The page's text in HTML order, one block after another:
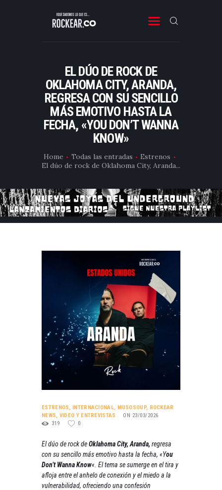
EL DÚO DE ROCK DE
OKLAHOMA CITY, ARANDA,
REGRESA CON SU SENCILLO
MÁS EMOTIVO HASTA LA
FECHA, «YOU DON’T WANNA
KNOW»
Home Todas las entradas
Estrenos
El dúo de rock de Oklahoma City, Aranda...
SONIDO COLOMBIANO
NOTICIAS Y RESEÑAS
PLAYLIST
VIDEOS
ESTRENOS, INTERNACIONAL, MUSOSOUP, ROCKEAR
NEWS, VIDEO Y ENTREVISTAS
ON 23/03/2026
319
0
El dúo de rock deOklahoma City, Aranda, regresa
con su sencillo más emotivo hasta la fecha, «You
Don’t Wanna Know«. El tema se sumerge en el tira y
afloja entre el anhelo de conexión y el miedo a la
vulnerabilidad, ofreciendo una confesión